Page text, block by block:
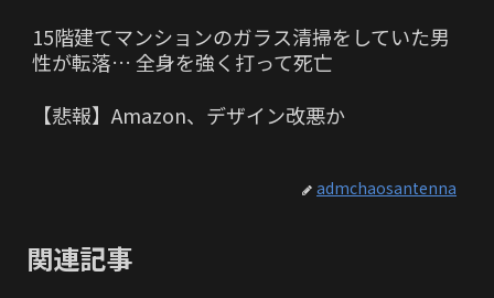
15階建てマンションのガラス清掃をしていた男
性が転落… 全身を強く打って死亡
【悲報】Amazon、デザイン改悪か
admchaosantenna
関連記事